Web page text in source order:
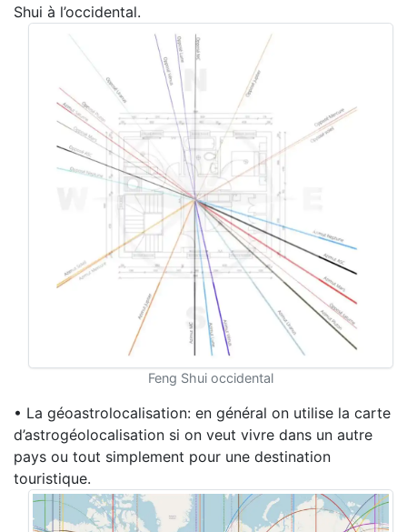
Shui à l’occidental.
Feng Shui occidental
• La géoastrolocalisation: en général on utilise la carte
d’astrogéolocalisation si on veut vivre dans un autre
pays ou tout simplement pour une destination
touristique.